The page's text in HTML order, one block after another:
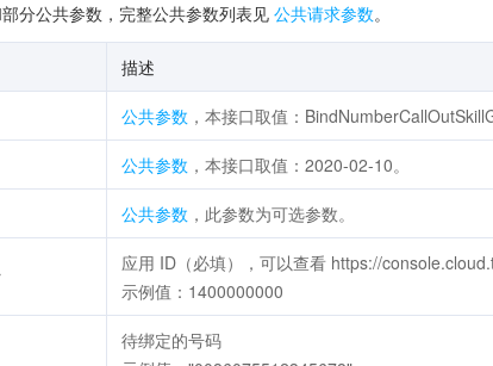
分公共参数，完整公共参数列表见 公共请求参数。
描述
公共参数 ，本接口取值：
公共参数 ，本接口取值：2020-02-10。
公共参数 ，此参数为可选参数。
应用 ID（必填），可以查看 https://
示例值：1400000000
待绑定的号码